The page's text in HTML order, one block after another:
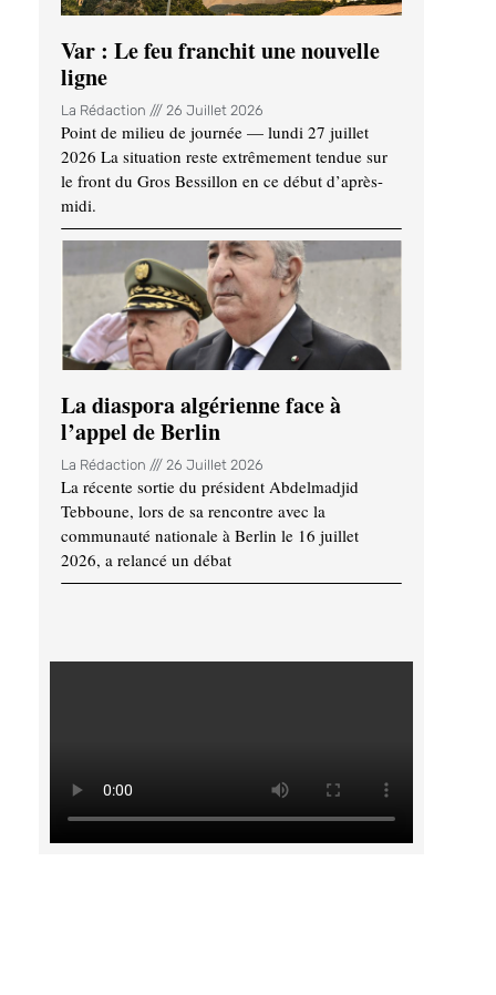
Var : Le feu franchit une nouvelle
ligne
La Rédaction 26 Juillet 2026
Point de milieu de journée — lundi 27 juillet
2026 La situation reste extrêmement tendue sur
le front du Gros Bessillon en ce début d’après-
midi.
La diaspora algérienne face à
l’appel de Berlin
La Rédaction 26 Juillet 2026
La récente sortie du président Abdelmadjid
Tebboune, lors de sa rencontre avec la
communauté nationale à Berlin le 16 juillet
2026, a relancé un débat